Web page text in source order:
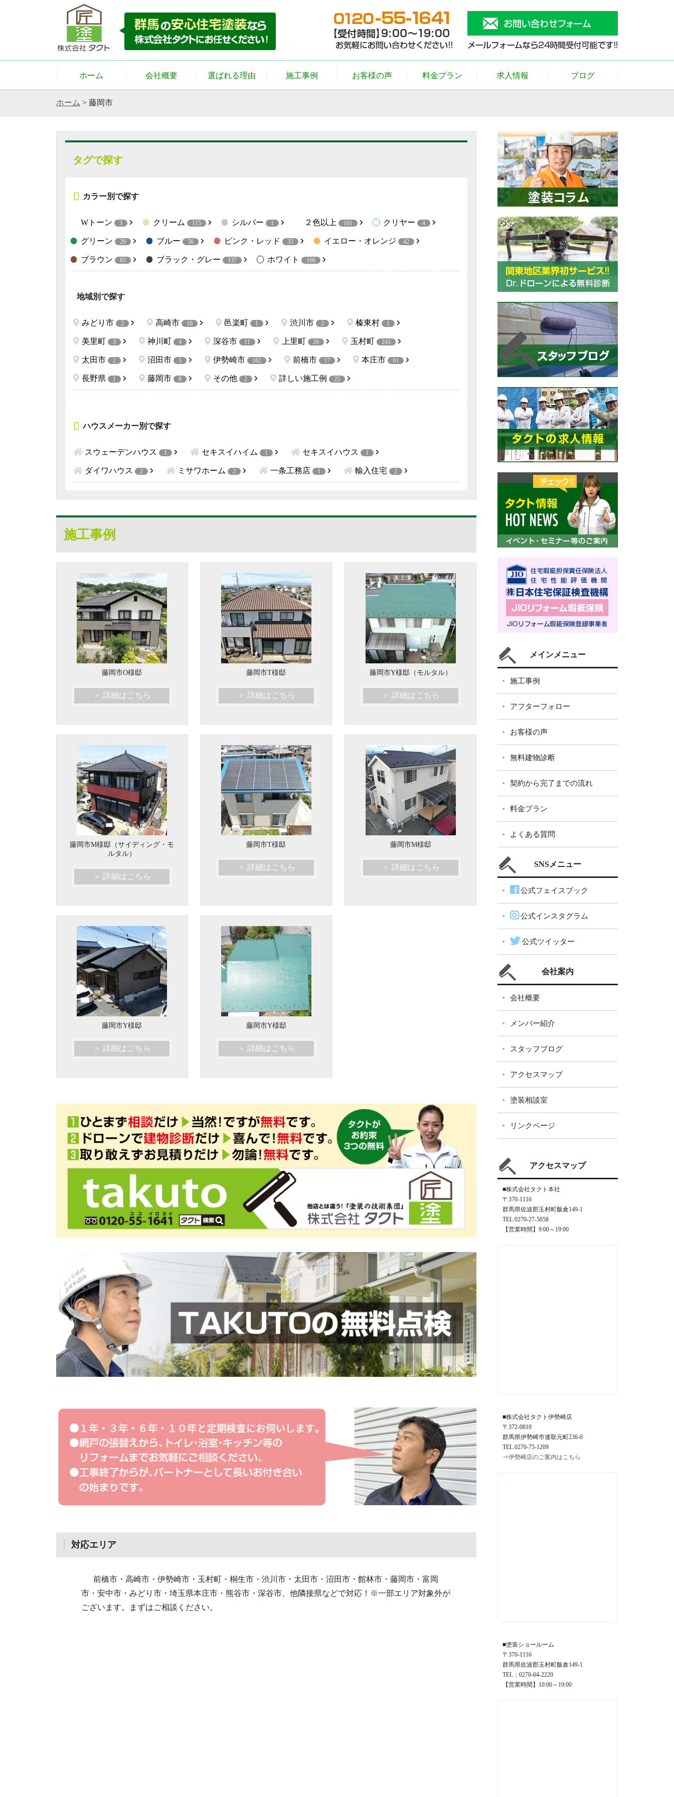
ホーム 会社概要 選ばれる理由 施工事例 お客様の声 料金プラン 求人情報 ブログ
ホーム > 藤岡市
タグで探す
カラー別で探す
Wトーン 3 クリーム 115 シルバー 1 ２色以上 101 クリヤー 4
グリーン 29 ブルー 56 ピンク・レッド 35 イエロー・オレンジ 42
ブラウン 83 ブラック・グレー 137 ホワイト 166
地域別で探す
みどり市 2 高崎市 10 邑楽町 1 渋川市 2 榛東村 1
美里町 3 神川町 4 深谷市 11 上里町 20 玉村町 243
太田市 2 沼田市 3 伊勢崎市 182 前橋市 17 本庄市 61
長野県 1 藤岡市 8 その他 2 詳しい施工例 25
ハウスメーカー別で探す
スウェーデンハウス 1 セキスイハイム 1 セキスイハウス 1
ダイワハウス 2 ミサワホーム 2 一条工務店 1 輸入住宅 2
施工事例
藤岡市O様邸
＞ 詳細はこちら
藤岡市T様邸
＞ 詳細はこちら
藤岡市Y様邸（モルタル）
＞ 詳細はこちら
藤岡市M様邸（サイディング・モ
ルタル）
＞ 詳細はこちら
藤岡市T様邸
＞ 詳細はこちら
藤岡市M様邸
＞ 詳細はこちら
藤岡市Y様邸
＞ 詳細はこちら
藤岡市Y様邸
＞ 詳細はこちら
対応エリア
前橋市・高崎市・伊勢崎市・玉村町・桐生市・渋川市・太田市・沼田市・館林市・藤岡市・富岡
市・安中市・みどり市・埼玉県本庄市・熊谷市・深谷市、他隣接県などで対応！※一部エリア対象外が
ございます。まずはご相談ください。
メインメニュー
施工事例
アフターフォロー
お客様の声
無料建物診断
契約から完了までの流れ
料金プラン
よくある質問
SNSメニュー
公式フェイスブック
公式インスタグラム
公式ツイッター
会社案内
会社概要
メンバー紹介
スタッフブログ
アクセスマップ
塗装相談室
リンクページ
アクセスマップ
■株式会社タクト本社
〒370-1116
群馬県佐波郡玉村町飯倉149-1
TEL:0270-27-5058
【営業時間】9:00～19:00
■株式会社タクト伊勢崎店
〒372-0818
群馬県伊勢崎市連取元町236-6
TEL.0270-75-1209
⇒伊勢崎店のご案内はこちら
■塗装ショールーム
〒370-1116
群馬県佐波郡玉村町飯倉149-1
TEL：0270-64-2220
【営業時間】10:00～19:00